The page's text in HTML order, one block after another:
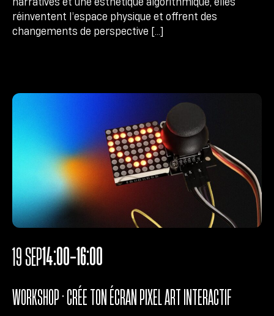
réinventent l’espace physique et offrent des
changements de perspective […]
WORKSHOP • CRÉE TON ÉCRAN PIXEL ART INTERACTIF
19 SEP14:00-16:00